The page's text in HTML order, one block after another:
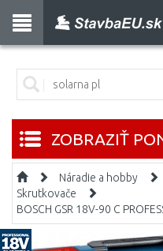
ZOBRAZIŤ
Náradie a hobby
Skrutkovače
BOSCH GSR 18V-90 C